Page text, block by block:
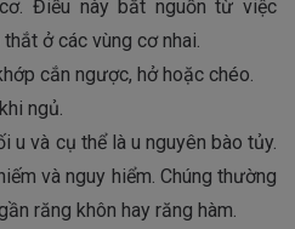
Điều này bắt nguồn từ việc
ở các vùng cơ nhai.
cắn ngược, hở hoặc chéo.
ngủ.
u và cụ thể là u nguyên bào tủy.
và nguy hiểm. Chúng thường
răng khôn hay răng hàm.